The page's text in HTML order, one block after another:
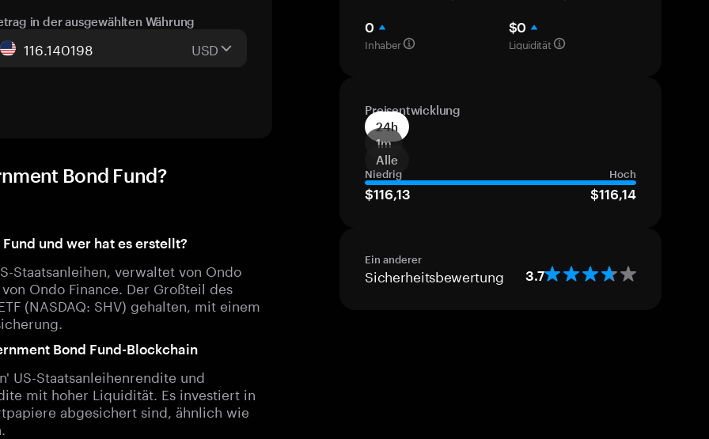
in der ausgewählten Währung
USD
Bond Fund?
und wer hat es erstellt?
Staatsanleihen, verwaltet von Ondo
Ondo Finance. Der Großteil des
(NASDAQ: SHV) gehalten, mit einem
Bond Fund-Blockchain
US-Staatsanleihenrendite und
mit hoher Liquidität. Es investiert in
abgesichert sind, ähnlich wie
0
Inhaber
$0
Liquidität
Preisentwicklung
24h
1m
Alle
Niedrig Hoch
$116,13 $116,14
Ein anderer
Sicherheitsbewertung 3.7